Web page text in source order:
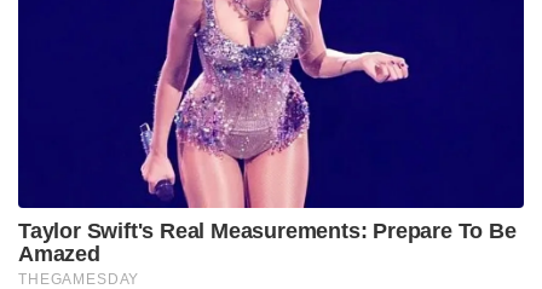
Taylor Swift's Real Measurements: Prepare To Be
Amazed
THEGAMESDAY